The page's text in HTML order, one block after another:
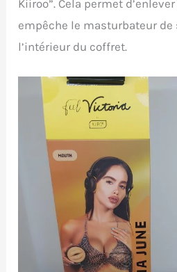
Kiiroo”. Cela permet
empêche le masturbateur de
l’intérieur du coffret.